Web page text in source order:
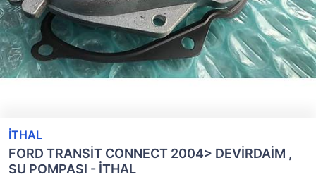
İTHAL
FORD TRANSİT CONNECT 2004> DEVİRDAİM ,
SU POMPASI - İTHAL